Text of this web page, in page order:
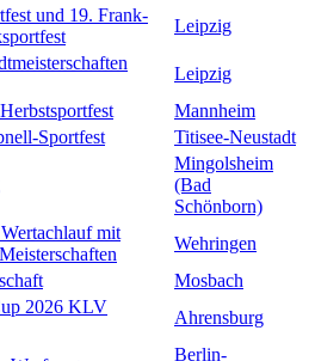
und 19. Frank-
Leipzig
Leipzig
Mannheim
Sportfest Titisee-Neustadt
Mingolsheim
(Bad
Schönborn)
mit
Wehringen
Mosbach
2026 KLV
Ahrensburg
Berlin-